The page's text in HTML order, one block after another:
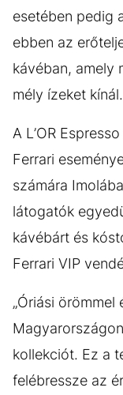
esetében pedig
ebben az
kávéban, amely
mély ízeket kínál.
A L’OR
Ferrari
számára
látogatók
kávébárt és
Ferrari VIP
„Óriási
Magyarországon
kollekciót. Ez a
felébressze az